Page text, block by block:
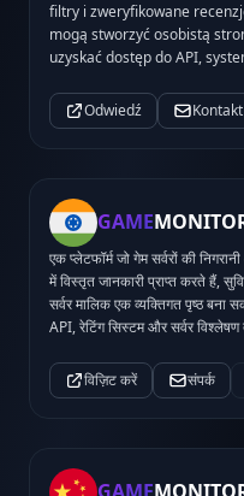
filtry i zweryfikowane
mogą stworzyć osobistą
uzyskać dostęp do API,
Odwiedź Kontakt
GAME
एक प्लेटफॉर्म जो गेम सर्वरों की
में विस्तृत जानकारी प्राप्त करते हैं,
सर्वर मालिक एक व्यक्तिगत पृष्ठ
API, रेटिंग सिस्टम और सर्वर
विज़िट करें संपर्क